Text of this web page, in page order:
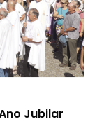
Jubilar